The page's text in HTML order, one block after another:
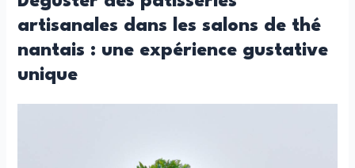
artisanales dans les salons de thé
nantais : une expérience gustative
unique